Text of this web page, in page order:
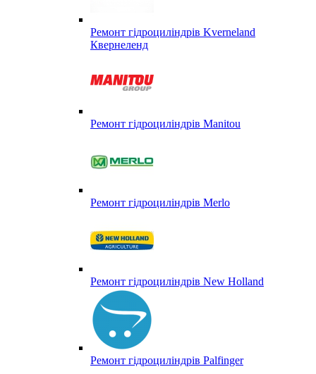
Ремонт гідроциліндрів Kverneland
Квернеленд
Ремонт гідроциліндрів Manitou
Ремонт гідроциліндрів Merlo
Ремонт гідроциліндрів New Holland
Ремонт гідроциліндрів Palfinger